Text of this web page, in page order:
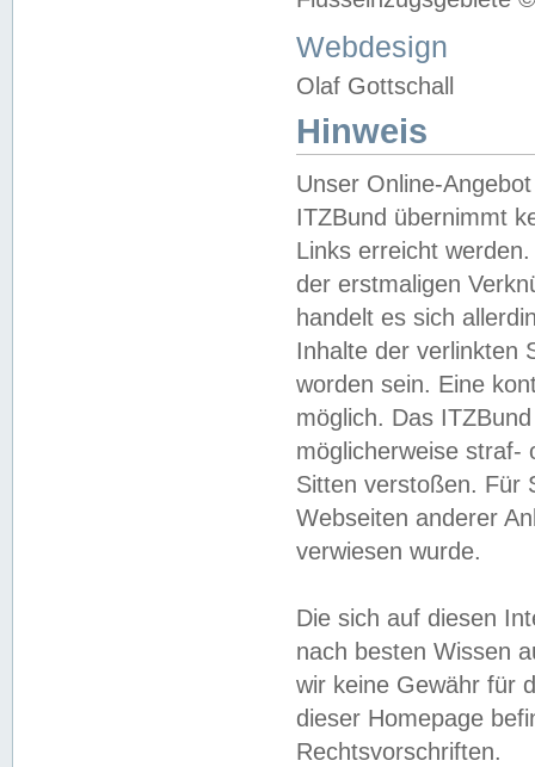
Webdesign
Olaf Gottschall
Hinweis
Unser Online-
ITZBund übernimmt
Links erreicht
der erstmaligen
handelt es sich
Inhalte der verlinkten
worden sein. Eine
möglich. Das
möglicherweise straf-
Sitten verstoßen. Für
Webseiten anderer
verwiesen wurde.
Die sich auf diesen
nach besten Wissen
wir keine Gewähr für
dieser Homepage
Rechtsvorschriften.